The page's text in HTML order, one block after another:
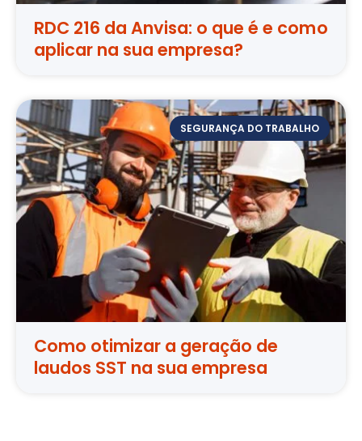
RDC 216 da Anvisa: o que é e como
aplicar na sua empresa?
SEGURANÇA DO TRABALHO
Como otimizar a geração de
laudos SST na sua empresa